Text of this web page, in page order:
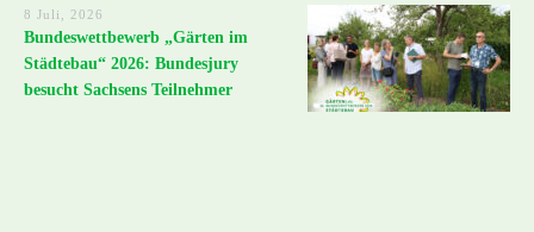
8 Juli, 2026
Bundeswettbewerb „Gärten im
Städtebau“ 2026: Bundesjury
besucht Sachsens Teilnehmer